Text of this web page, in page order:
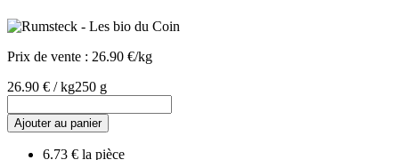
Prix de vente : 26.90 €/kg
26.90 € / kg250 g
Ajouter au panier
6.73 € la pièce